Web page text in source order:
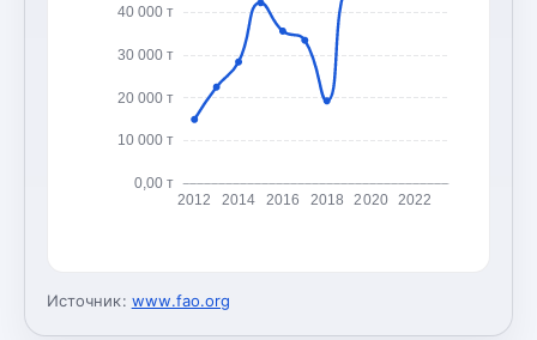
0,00 т
10 000 т
20 000 т
30 000 т
40 000 т
2012 2014 2016 2018 2020 2022
Источник: www.fao.org